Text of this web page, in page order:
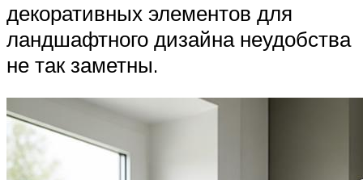
декоративных элементов для
ландшафтного дизайна неудобства
не так заметны.